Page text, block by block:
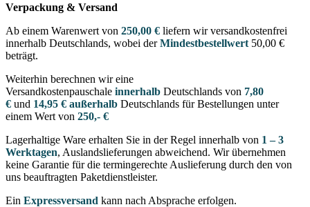
Verpackung & Versand
Ab einem Warenwert von 250,00 € liefern wir versandkostenfrei
innerhalb Deutschlands, wobei derMindestbestellwert 50,00 €
beträgt.
Weiterhin berechnen wir eine
Versandkostenpauschale innerhalb Deutschlands von 7,80
€ und 14,95 € außerhalb Deutschlands für Bestellungen unter
einem Wert von 250,- €
Lagerhaltige Ware erhalten Sie in der Regel innerhalb von 1 – 3
Werktagen, Auslandslieferungen abweichend. Wir übernehmen
keine Garantie für die termingerechte Auslieferung durch den von
uns beauftragten Paketdienstleister.
Ein Expressversand kann nach Absprache erfolgen.